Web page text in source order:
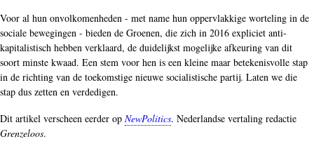
Voor al hun onvolkomenheden - met name hun oppervlakkige worteling in de
sociale bewegingen - bieden de Groenen, die zich in 2016 expliciet anti-
kapitalistisch hebben verklaard, de duidelijkst mogelijke afkeuring van dit
soort minste kwaad. Een stem voor hen is een kleine maar betekenisvolle stap
in de richting van de toekomstige nieuwe socialistische partij. Laten we die
stap dus zetten en verdedigen.
Dit artikel verscheen eerder op NewPolitics. Nederlandse vertaling redactie
Grenzeloos.